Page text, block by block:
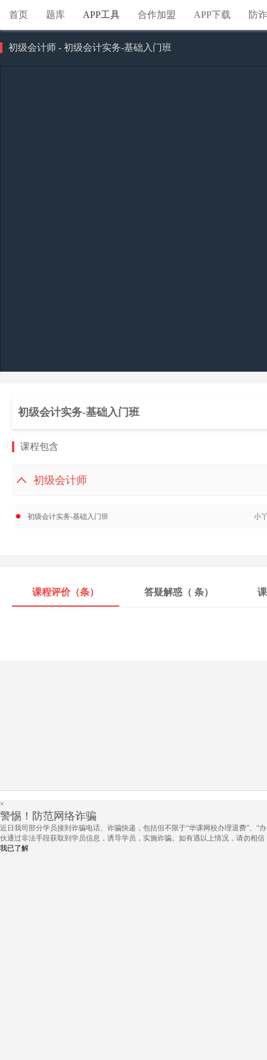
首页 题库 APP工具 合作加盟 APP下载 防
初级会计师 - 初级会计实务-基础入门班
初级会计实务-基础入门班
课程包含
初级会计师
初级会计实务-基础入门班 小
课程评价（条） 答疑解惑（ 条）
×
警惕！防范网络诈骗
近日我司部分学员接到诈骗电话、诈骗快递，包括但不限于“华课网校办理退费”、“
伙通过非法手段获取到学员信息，诱导学员，实施诈骗。如有遇以上情况，请勿相
我已了解